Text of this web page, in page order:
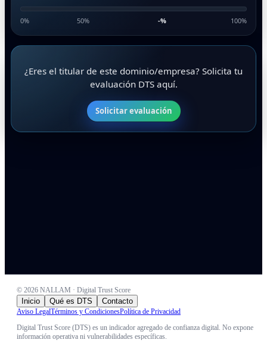
0% 50% -% 100%
¿Eres el titular de este dominio/empresa? Solicita tu
evaluación DTS aquí.
Solicitar evaluación
© 2026 NALLAM · Digital Trust Score
Inicio Qué es DTS Contacto
Aviso LegalTérminos y CondicionesPolítica de Privacidad
Digital Trust Score (DTS) es un indicador agregado de confianza digital. No expone
información operativa ni vulnerabilidades específicas.